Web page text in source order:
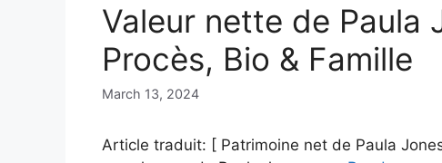
Valeur nette de Paula
Procès, Bio & Famille
March 13, 2024
Article traduit: [ Patrimoine net de Paula